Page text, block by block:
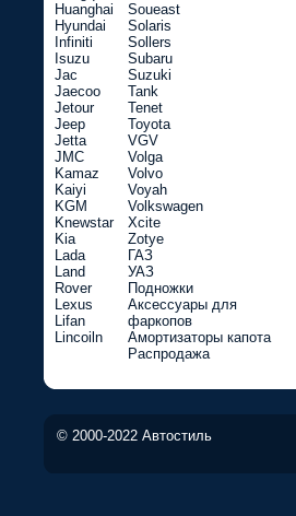
Huanghai
Hyundai
Infiniti
Isuzu
Jac
Jaecoo
Jetour
Jeep
Jetta
JMC
Kamaz
Kaiyi
KGM
Knewstar
Kia
Lada
Land
Rover
Lexus
Lifan
Lincoiln
Soueast
Solaris
Sollers
Subaru
Suzuki
Tank
Tenet
Toyota
VGV
Volga
Volvo
Voyah
Volkswagen
Xcite
Zotye
ГАЗ
УАЗ
Подножки
Аксессуары для
фаркопов
Амортизаторы капота
Распродажа
© 2000-2022 Автостиль